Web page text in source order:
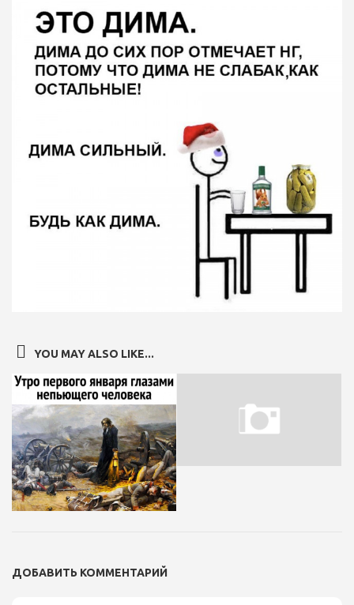
YOU MAY ALSO LIKE...
ДОБАВИТЬ КОММЕНТАРИЙ